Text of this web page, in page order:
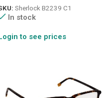
Sherlock B2239 C1
In stock
to see prices